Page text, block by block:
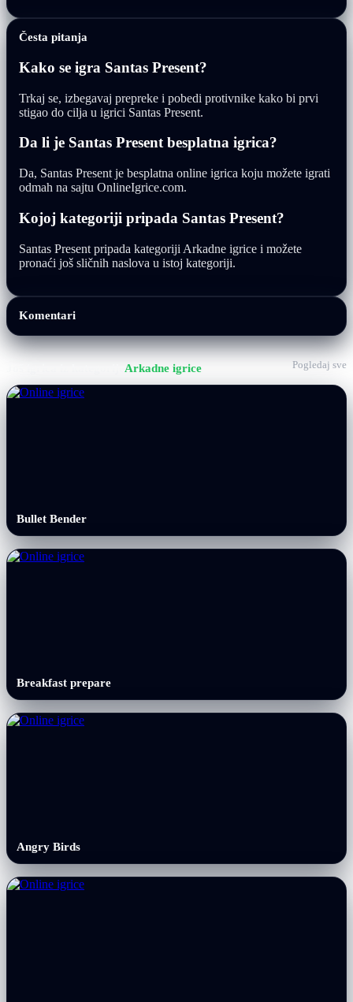
Česta pitanja
Kako se igra Santas Present?
Trkaj se, izbegavaj prepreke i pobedi protivnike kako bi prvi
stigao do cilja u igrici Santas Present.
Da li je Santas Present besplatna igrica?
Da, Santas Present je besplatna online igrica koju možete igrati
odmah na sajtu OnlineIgrice.com.
Kojoj kategoriji pripada Santas Present?
Santas Present pripada kategoriji Arkadne igrice i možete
pronaći još sličnih naslova u istoj kategoriji.
Komentari
Arkadne igrice Pogledaj sve
Bullet Bender
Breakfast prepare
Angry Birds